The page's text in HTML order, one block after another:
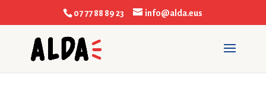
07 77 88 89 23 info@alda.eus